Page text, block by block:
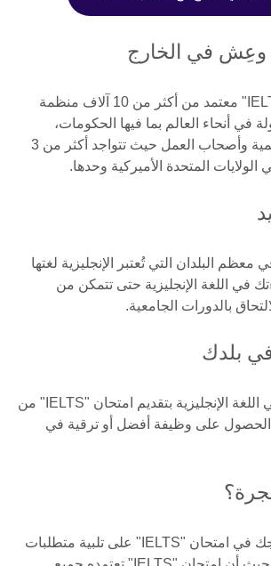
في الخارج
امتحان الآيلتس "IELTS" معتمد من أكثر من 10 آلاف منظمة
من 140 دولة في أنحاء العالم بما فيها الحكومات،
والمؤسسات الأكاديمية وأصحاب العمل حيث تتواجد أكثر من 3
المتحدة الأميركية وحدها.
البلدان التي تُعتبر الإنجليزية لغتها
في اللغة الإنجليزية حتى تتمكن من
بالدورات الجامعية.
بلدك
إن إثبات مهاراتك في اللغة الإنجليزية بتقديم امتحان "IELTS" من
على وظيفة أفضل أو ترقية في
سوف تساعدك نتائجك في امتحان "IELTS" على تلبية متطلبات